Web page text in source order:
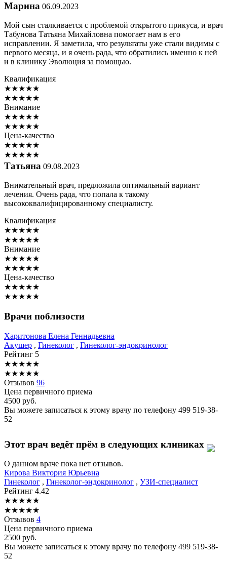
Марина 06.09.2023
Мой сын сталкивается с проблемой открытого прикуса, и врач
Табунова Татьяна Михайловна помогает нам в его
исправлении. Я заметила, что результаты уже стали видимы с
первого месяца, и я очень рада, что обратились именно к ней
и в клинику Эволюция за помощью.
Квалификация
★★★★★
★★★★★
Внимание
★★★★★
★★★★★
Цена-качество
★★★★★
★★★★★
Татьяна 09.08.2023
Внимательный врач, предложила оптимальный вариант
лечения. Очень рада, что попала к такому
высококвалифицированному специалисту.
Квалификация
★★★★★
★★★★★
Внимание
★★★★★
★★★★★
Цена-качество
★★★★★
★★★★★
Врачи поблизости
Харитонова Елена Геннадьевна
Акушер , Гинеколог , Гинеколог-эндокринолог
Рейтинг 5
★★★★★
★★★★★
Отзывов 96
Цена первичного приема
4500 руб.
Вы можете записаться к этому врачу по телефону 499 519-38-
52
Этот врач ведёт прём в следующих клиниках
О данном враче пока нет отзывов.
Кирова Виктория Юрьевна
Гинеколог , Гинеколог-эндокринолог , УЗИ-специалист
Рейтинг 4.42
★★★★★
★★★★★
Отзывов 4
Цена первичного приема
2500 руб.
Вы можете записаться к этому врачу по телефону 499 519-38-
52